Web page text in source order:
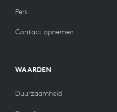
Pers
Contact opnemen
WAARDEN
Duurzaamheid